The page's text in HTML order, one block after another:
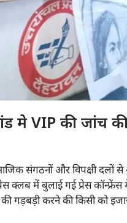
मे VIP की जांच
संगठनों और विपक्षी दलों
में बुलाई गई प्रेस कॉन्फ्रेंस
की गड़बड़ी करने की किसी को